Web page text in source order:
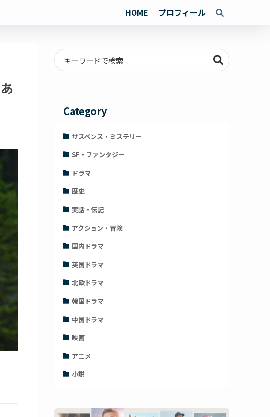
HOME プロフィール
Category
サスペンス・ミステリー
SF・ファンタジー
ドラマ
歴史
実話・伝記
アクション・冒険
国内ドラマ
英国ドラマ
北欧ドラマ
韓国ドラマ
中国ドラマ
映画
アニメ
小説